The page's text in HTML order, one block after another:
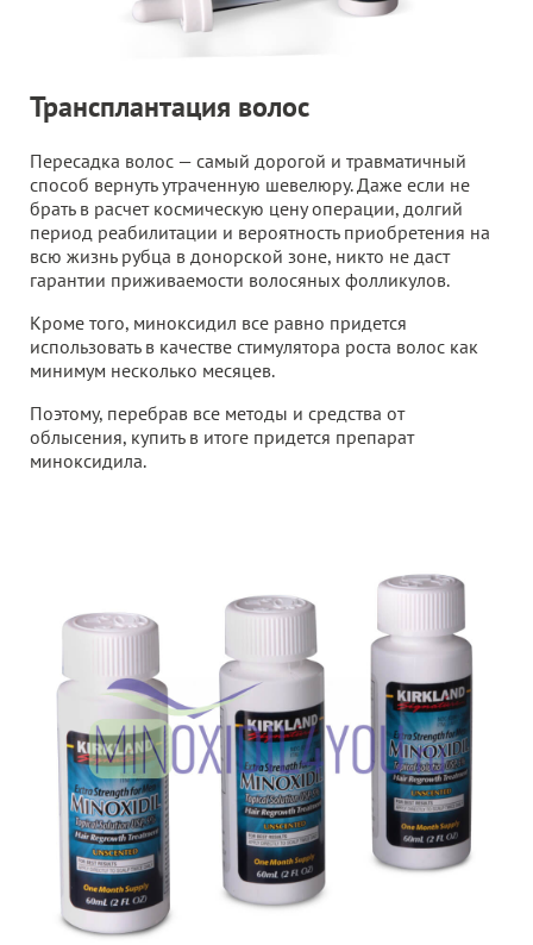
Трансплантация волос
Пересадка волос — самый дорогой и травматичный
способ вернуть утраченную шевелюру. Даже если не
брать в расчет космическую цену операции, долгий
период реабилитации и вероятность приобретения на
всю жизнь рубца в донорской зоне, никто не даст
гарантии приживаемости волосяных фолликулов.
Кроме того, миноксидил все равно придется
использовать в качестве стимулятора роста волос как
минимум несколько месяцев.
Поэтому, перебрав все методы и средства от
облысения, купить в итоге придется препарат
миноксидила.